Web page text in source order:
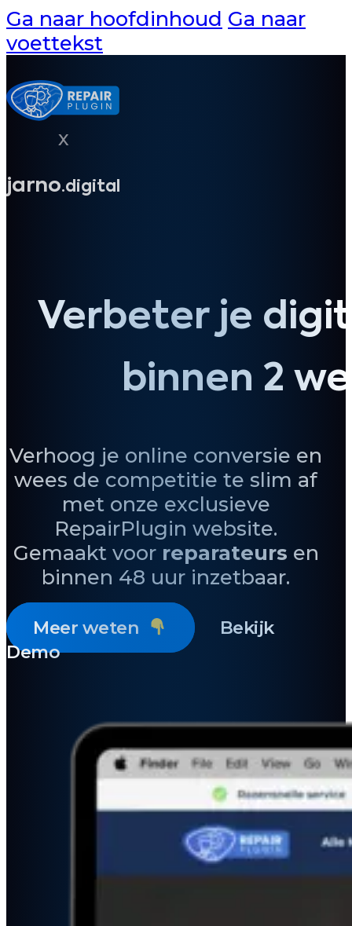
Ga naar hoofdinhoud Ga naar
voettekst
x
jarno.digital
Verbeter je
binnen 2
Verhoog je online conversie en
wees de competitie te slim af
met onze exclusieve
RepairPlugin website.
Gemaakt voor reparateurs en
binnen 48 uur inzetbaar.
Meer weten
Bekijk
Demo